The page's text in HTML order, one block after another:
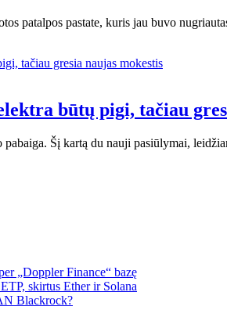
patalpos pastate, kuris jau buvo
būtų pigi, tačiau
Šį kartą du nauji pasiūlymai,
„Doppler Finance“ bazę
skirtus Ether ir Solana
Blackrock?